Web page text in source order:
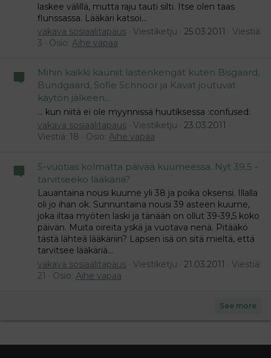
laskee välillä, mutta raju tauti silti. Itse olen taas
flunssassa. Lääkäri katsoi...
vakava sosiaalitapaus
Viestiketju 25.03.2011
Viestiä:
3
Osio: Aihe vapaa
Mihin kaikki kauniit lastenkengät kuten Bisgaard,
Bundgaard, Sofie Schnoor ja Kavat joutuvat
käytön jälkeen...
... kun niitä ei ole myynnissä huutiksessa :confused:
vakava sosiaalitapaus
Viestiketju
23.03.2011
Viestiä: 18
Osio: Aihe vapaa
5-vuotias kolmatta päivää kuumeessa. Nyt 39,5 -
tarvitseeko lääkäriä?
Lauantaina nousi kuume yli 38 ja poika oksensi. Illalla
oli jo ihan ok. Sunnuntaina nousi 39 asteen kuume,
joka iltaa myöten laski ja tänään on ollut 39-39,5 koko
päivän. Muita oireita yskä ja vuotava nenä. Pitääkö
tästä lähteä lääkäriin? Lapsen isä on sitä mieltä, että
tarvitsee lääkäriä...
vakava sosiaalitapaus
Viestiketju 21.03.2011
Viestiä:
21
Osio: Aihe vapaa
See more